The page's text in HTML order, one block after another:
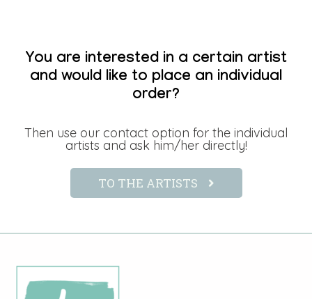
You are interested in a certain artist
and would like to place an individual
order?
Then use our contact option for the individual
artists and ask him/her directly!
TO THE ARTISTS